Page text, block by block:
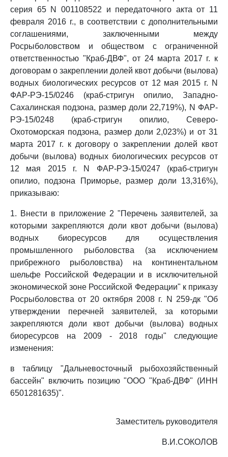
серия 65 N 001108522 и передаточного акта от 11
февраля 2016 г., в соответствии с дополнительными
соглашениями, заключенными между
Росрыболовством и обществом с ограниченной
ответственностью "Краб-ДВФ", от 24 марта 2017 г. к
договорам о закреплении долей квот добычи (вылова)
водных биологических ресурсов от 12 мая 2015 г. N
ФАР-РЭ-15/0246 (краб-стригун опилио, Западно-
Сахалинская подзона, размер доли 22,719%), N ФАР-
РЭ-15/0248 (краб-стригун опилио, Северо-
Охотоморская подзона, размер доли 2,023%) и от 31
марта 2017 г. к договору о закреплении долей квот
добычи (вылова) водных биологических ресурсов от
12 мая 2015 г. N ФАР-РЭ-15/0247 (краб-стригун
опилио, подзона Приморье, размер доли 13,316%),
приказываю:
1. Внести в приложение 2 "Перечень заявителей, за
которыми закрепляются доли квот добычи (вылова)
водных биоресурсов для осуществления
промышленного рыболовства (за исключением
прибрежного рыболовства) на континентальном
шельфе Российской Федерации и в исключительной
экономической зоне Российской Федерации" к приказу
Росрыболовства от 20 октября 2008 г. N 259-дк "Об
утверждении перечней заявителей, за которыми
закрепляются доли квот добычи (вылова) водных
биоресурсов на 2009 - 2018 годы" следующие
изменения:
в таблицу "Дальневосточный рыбохозяйственный
бассейн" включить позицию "ООО "Краб-ДВФ" (ИНН
6501281635)".
Заместитель руководителя
В.И.СОКОЛОВ